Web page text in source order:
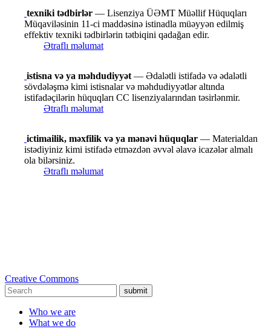
texniki tədbirlər — Lisenziya ÜƏMT Müəllif Hüquqları
Müqaviləsinin 11-ci maddəsinə istinadla müəyyən edilmiş
effektiv texniki tədbirlərin tətbiqini qadağan edir.
Ətraflı məlumat
istisna və ya məhdudiyyət — Ədalətli istifadə və ədalətli
sövdələşmə kimi istisnalar və məhdudiyyətlər altında
istifadəçilərin hüquqları CC lisenziyalarından təsirlənmir.
Ətraflı məlumat
ictimailik, məxfilik və ya mənəvi hüquqlar — Materialdan
istədiyiniz kimi istifadə etməzdən əvvəl əlavə icazələr almalı
ola bilərsiniz.
Ətraflı məlumat
Creative Commons
submit
Who we are
What we do